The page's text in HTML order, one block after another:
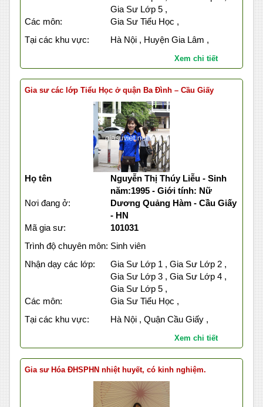
Gia Sư Lớp 5 ,
Các môn:
Gia Sư Tiểu Học ,
Tại các khu vực:
Hà Nội , Huyện Gia Lâm ,
Xem chi tiết
Gia sư các lớp Tiểu Học ở quận Ba Đình – Cầu Giấy
Họ tên
Nguyễn Thị Thúy Liễu - Sinh
năm:1995 - Giới tính: Nữ
Nơi đang ở:
Dương Quảng Hàm - Cầu Giấy
- HN
Mã gia sư:
101031
Trình độ chuyên môn: Sinh viên
Nhận dạy các lớp:
Gia Sư Lớp 1 , Gia Sư Lớp 2 ,
Gia Sư Lớp 3 , Gia Sư Lớp 4 ,
Gia Sư Lớp 5 ,
Các môn:
Gia Sư Tiểu Học ,
Tại các khu vực:
Hà Nội , Quận Cầu Giấy ,
Xem chi tiết
Gia sư Hóa ĐHSPHN nhiệt huyết, có kinh nghiệm.